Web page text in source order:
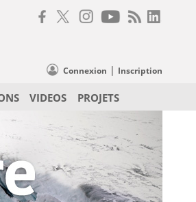
Connexion | Inscription
VIDEOS PROJETS